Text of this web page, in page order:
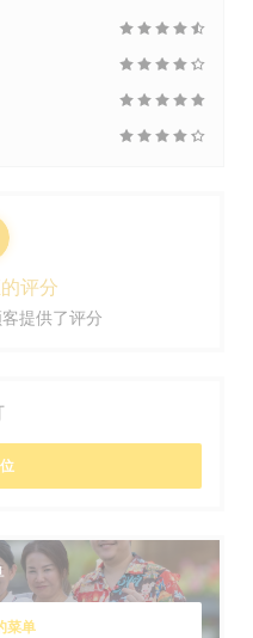
评分
提供了评分
菜单